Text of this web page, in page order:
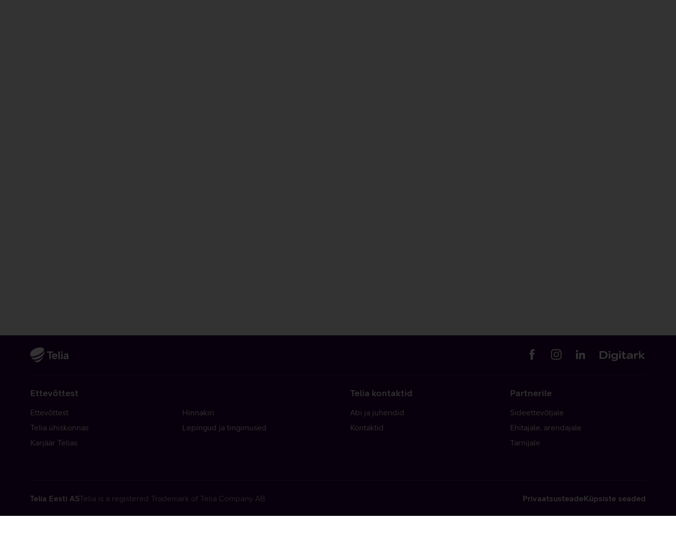
Ettevõttest
Ettevõttest
Telia ühiskonnas
Karjäär Telias
Hinnakiri
Lepingud ja tingimused
Telia kontaktid
Abi ja juhendid
Kontaktid
Partnerile
Sideettevõtjale
Ehitajale, arendajale
Tarnijale
Telia Eesti ASTelia is a registered Trademark of Telia Company AB PrivaatsusteadeKüpsiste seaded